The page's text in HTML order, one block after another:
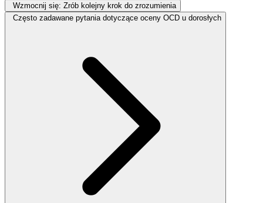
Wzmocnij się: Zrób kolejny krok do zrozumienia
Często zadawane pytania dotyczące oceny OCD u dorosłych